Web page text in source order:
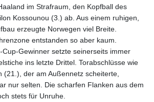
im Strafraum, den Kopfball des
Kossounou (3.) ab. Aus einem ruhigen,
erzeugte Norwegen viel Breite.
entstanden so aber kaum.
Cup-Gewinner setzte seinerseits immer
ins letzte Drittel. Torabschlüsse wie
(21.), der am Außennetz scheiterte,
nur selten. Die scharfen Flanken aus dem
stets für Unruhe.